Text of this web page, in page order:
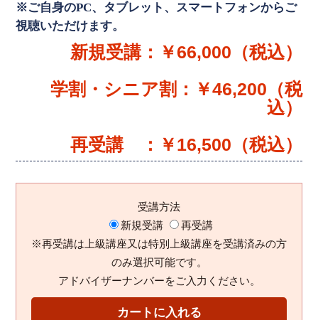
※ご自身のPC、タブレット、スマートフォンからご
視聴いただけます。
新規受講：￥66,000（税込）
学割・シニア割：￥46,200（税
込）
再受講 ：￥16,500（税込）
受講方法
新規受講
再受講
※再受講は上級講座又は特別上級講座を受講済みの方
のみ選択可能です。
アドバイザーナンバーをご入力ください。